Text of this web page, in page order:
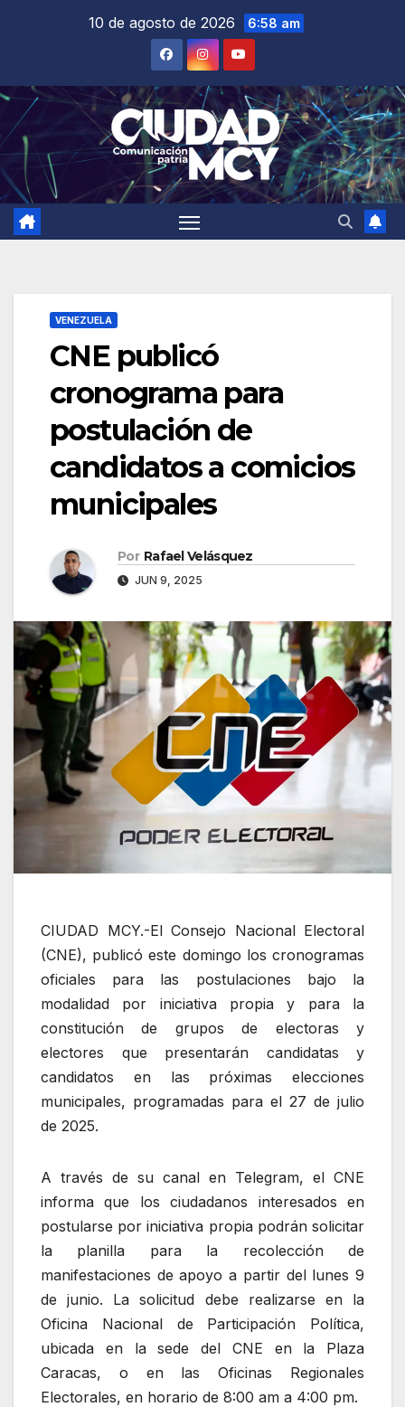
10 de agosto de 2026 6:58 am
VENEZUELA
CNE publicó
cronograma para
postulación de
candidatos a comicios
municipales
Por Rafael Velásquez
JUN 9, 2025
CIUDAD MCY.-El Consejo Nacional Electoral
(CNE), publicó este domingo los cronogramas
oficiales para las postulaciones bajo la
modalidad por iniciativa propia y para la
constitución de grupos de electoras y
electores que presentarán candidatas y
candidatos en las próximas elecciones
municipales, programadas para el 27 de julio
de 2025.
A través de su canal en Telegram, el CNE
informa que los ciudadanos interesados en
postularse por iniciativa propia podrán solicitar
la planilla para la recolección de
manifestaciones de apoyo a partir del lunes 9
de junio. La solicitud debe realizarse en la
Oficina Nacional de Participación Política,
ubicada en la sede del CNE en la Plaza
Caracas, o en las Oficinas Regionales
Electorales, en horario de 8:00 am a 4:00 pm.